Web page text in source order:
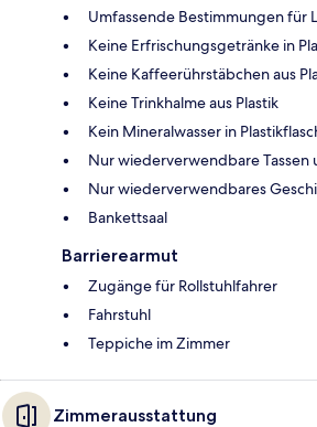
Umfassende Bestimmungen für
Keine Erfrischungsgetränke in
Keine Kaffeerührstäbchen aus
Keine Trinkhalme aus Plastik
Kein Mineralwasser in
Nur wiederverwendbare Tassen
Nur wiederverwendbares
Bankettsaal
Barrierearmut
Zugänge für Rollstuhlfahrer
Fahrstuhl
Teppiche im Zimmer
Zimmerausstattung